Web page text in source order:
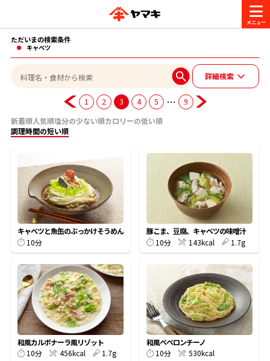
商品情報
ヤマキ『めんつゆ』 ヤマキ 割烹白だし
旨さ、別格。だし屋の鍋 韓福善シリーズ
レシピ
おいしいレシピを探す
おいしいレシピトップ
主食レシピ
主菜レシピ
汁物レシピ
時短レシピ
かつお節・だしを楽しむ
かつお節・だしを知る
だしの取り方
かつお節の削り方
かつお節・だしをもっと知る
ヤマキ かつお節プラス®
CM・キャンペーン
キャンペーン一覧
企業・採用情報
企業情報
- 百年対話
- ヤマキ かつお節プラス®
採用情報
お問い合わせ
ヤマキお客様相談室
オンラインショップ
コミュニティサイト
Global
ただいまの検索条件
キャベツ
詳細検索
1 2 3 4 5 …
9
新着順人気順塩分の少ない順カロリーの低い順
調理時間の短い順
キャベツと魚缶のぶっかけそうめん
10分
豚こま、豆腐、キャベツの味噌汁
10分
143kcal 1.7g
和風カルボナーラ風リゾット
10分
456kcal 1.7g
和風ペペロンチーノ
10分
530kcal